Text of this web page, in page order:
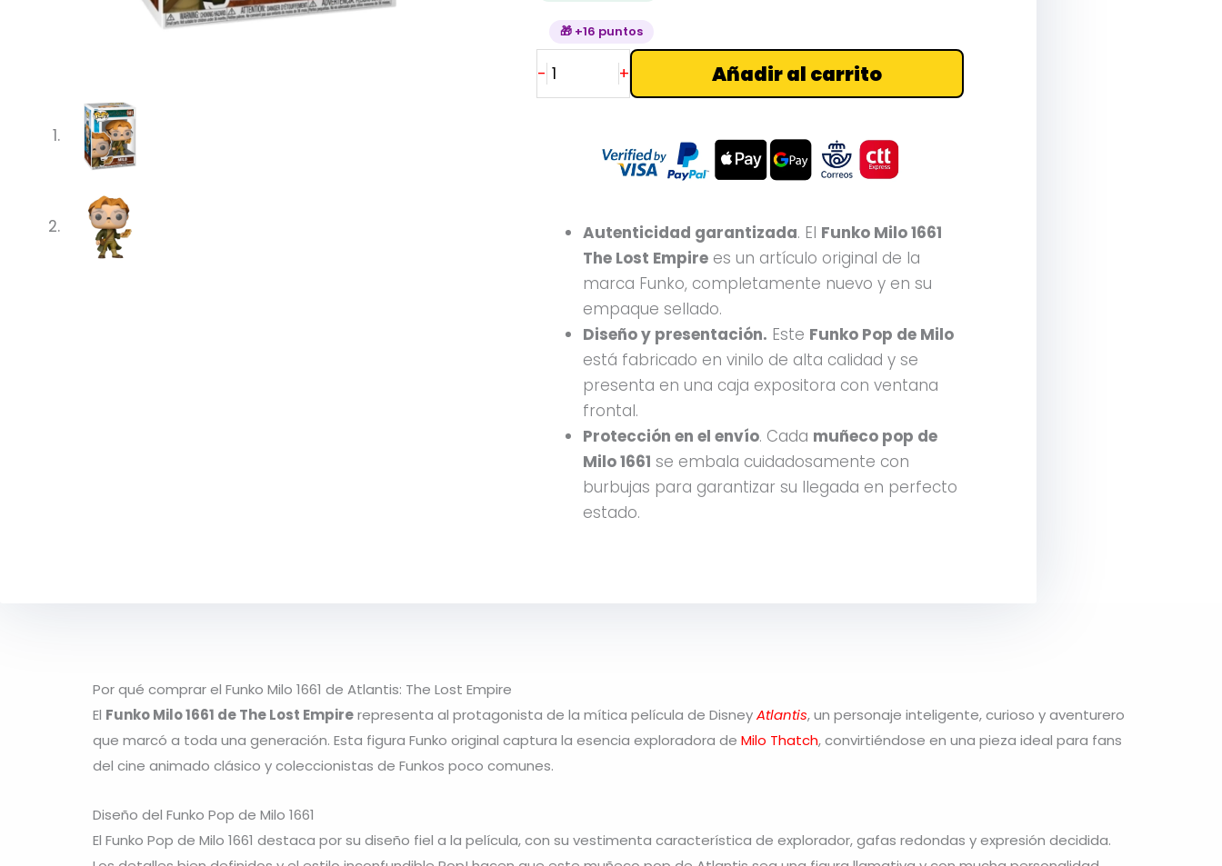
🎁 +16 puntos
- + Añadir al carrito
Autenticidad garantizada. El Funko Milo 1661
The Lost Empire es un artículo original de la
marca Funko, completamente nuevo y en su
empaque sellado.
Diseño y presentación. Este Funko Pop de Milo
está fabricado en vinilo de alta calidad y se
presenta en una caja expositora con ventana
frontal.
Protección en el envío. Cada muñeco pop de
Milo 1661 se embala cuidadosamente con
burbujas para garantizar su llegada en perfecto
estado.
Por qué comprar el Funko Milo 1661 de Atlantis: The Lost Empire
El Funko Milo 1661 de The Lost Empirerepresenta al protagonista de la mítica película de DisneyAtlantis, un personaje inteligente, curioso y aventurero
que marcó a toda una generación. Esta figura Funko original captura la esencia exploradora de Milo Thatch, convirtiéndose en una pieza ideal para fans
del cine animado clásico y coleccionistas de Funkos poco comunes.
Diseño del Funko Pop de Milo 1661
El Funko Pop de Milo 1661 destaca por su diseño fiel a la película, con su vestimenta característica de explorador, gafas redondas y expresión decidida.